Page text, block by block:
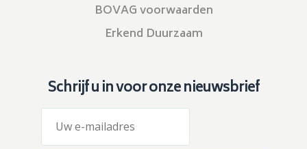
BOVAG voorwaarden
Erkend Duurzaam
Schrijf u in voor onze nieuwsbrief